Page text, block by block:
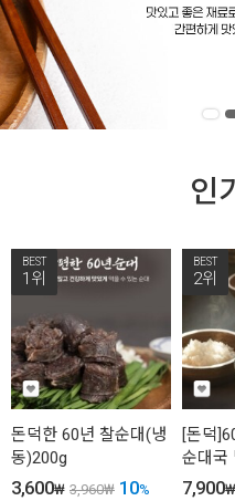
인
BEST
1위
돈덕한 60년 찰순대(냉
동)200g
3,600₩ 3,960₩ 10%
BEST
2위
[돈덕
순대국
7,900₩